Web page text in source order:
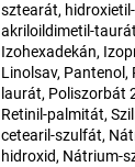
sztearát,
akriloildimetil-
Izohexadekán,
Linolsav, Pantenol,
laurát, Poliszorbát
Retinil-palmitát,
cetearil-szulfát,
hidroxid, Nátrium-